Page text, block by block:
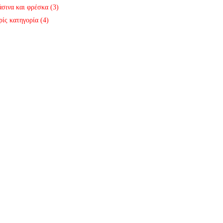
και φρέσκα (3)
κατηγορία (4)